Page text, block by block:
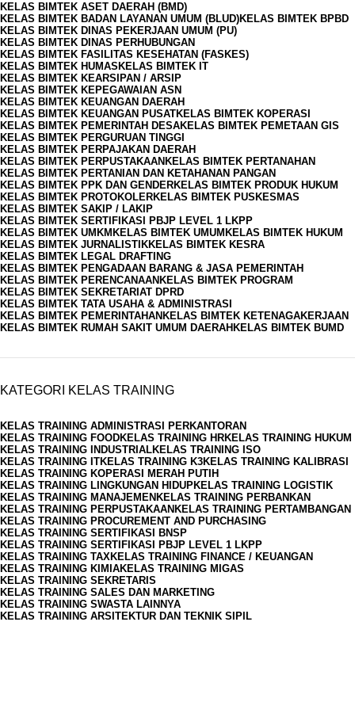
KELAS BIMTEK ASET DAERAH (BMD)
KELAS BIMTEK BADAN LAYANAN UMUM (BLUD)KELAS BIMTEK BPBD
KELAS BIMTEK DINAS PEKERJAAN UMUM (PU)
KELAS BIMTEK DINAS PERHUBUNGAN
KELAS BIMTEK FASILITAS KESEHATAN (FASKES)
KELAS BIMTEK HUMAS KELAS BIMTEK IT
KELAS BIMTEK KEARSIPAN / ARSIP
KELAS BIMTEK KEPEGAWAIAN ASN
KELAS BIMTEK KEUANGAN DAERAH
KELAS BIMTEK KEUANGAN PUSATKELAS BIMTEK KOPERASI
KELAS BIMTEK PEMERINTAH DESAKELAS BIMTEK PEMETAAN GIS
KELAS BIMTEK PERGURUAN TINGGI
KELAS BIMTEK PERPAJAKAN DAERAH
KELAS BIMTEK PERPUSTAKAAN KELAS BIMTEK PERTANAHAN
KELAS BIMTEK PERTANIAN DAN KETAHANAN PANGAN
KELAS BIMTEK PPK DAN GENDERKELAS BIMTEK PRODUK HUKUM
KELAS BIMTEK PROTOKOLERKELAS BIMTEK PUSKESMAS
KELAS BIMTEK SAKIP / LAKIP
KELAS BIMTEK SERTIFIKASI PBJP LEVEL 1 LKPP
KELAS BIMTEK UMKM KELAS BIMTEK UMUM KELAS BIMTEK HUKUM
KELAS BIMTEK JURNALISTIKKELAS BIMTEK KESRA
KELAS BIMTEK LEGAL DRAFTING
KELAS BIMTEK PENGADAAN BARANG & JASA PEMERINTAH
KELAS BIMTEK PERENCANAAN KELAS BIMTEK PROGRAM
KELAS BIMTEK SEKRETARIAT DPRD
KELAS BIMTEK TATA USAHA & ADMINISTRASI
KELAS BIMTEK PEMERINTAHAN KELAS BIMTEK KETENAGAKERJAAN
KELAS BIMTEK RUMAH SAKIT UMUM DAERAH KELAS BIMTEK BUMD
KATEGORI KELAS TRAINING
KELAS TRAINING ADMINISTRASI PERKANTORAN
KELAS TRAINING FOODKELAS TRAINING HRKELAS TRAINING HUKUM
KELAS TRAINING INDUSTRIALKELAS TRAINING ISO
KELAS TRAINING ITKELAS TRAINING K3KELAS TRAINING KALIBRASI
KELAS TRAINING KOPERASI MERAH PUTIH
KELAS TRAINING LINGKUNGAN HIDUPKELAS TRAINING LOGISTIK
KELAS TRAINING MANAJEMEN KELAS TRAINING PERBANKAN
KELAS TRAINING PERPUSTAKAAN KELAS TRAINING PERTAMBANGAN
KELAS TRAINING PROCUREMENT AND PURCHASING
KELAS TRAINING SERTIFIKASI BNSP
KELAS TRAINING SERTIFIKASI PBJP LEVEL 1 LKPP
KELAS TRAINING TAXKELAS TRAINING FINANCE / KEUANGAN
KELAS TRAINING KIMIAKELAS TRAINING MIGAS
KELAS TRAINING SEKRETARIS
KELAS TRAINING SALES DAN MARKETING
KELAS TRAINING SWASTA LAINNYA
KELAS TRAINING ARSITEKTUR DAN TEKNIK SIPIL